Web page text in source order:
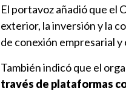
El portavoz añadió que el
exterior, la inversión y la
de conexión empresarial
También indicó que el
través de plataformas